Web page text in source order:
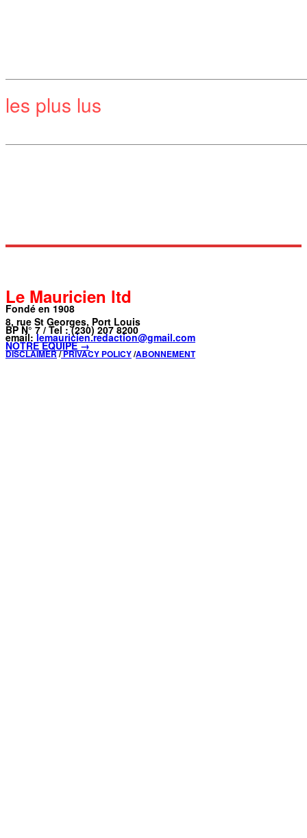
les plus lus
Le Mauricien ltd
Fondé en 1908
8, rue St Georges, Port Louis
BP N° 7 / Tel : (230) 207 8200
email: lemauricien.redaction@gmail.com
NOTRE ÉQUIPE →
DISCLAIMER/PRIVACY POLICY/ABONNEMENT